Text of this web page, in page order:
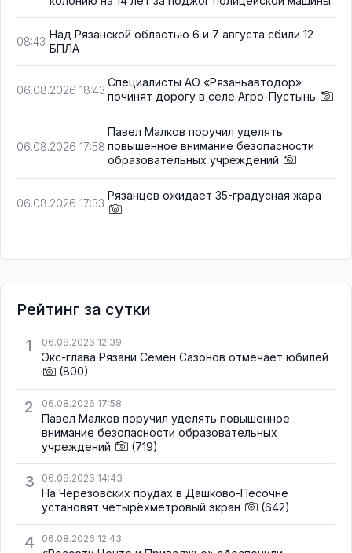
08:43
Над Рязанской областью 6 и 7 августа сбили 12
БПЛА
06.08.2026 18:43
Специалисты АО «Рязаньавтодор»
починят дорогу в селе Агро-Пустынь
06.08.2026 17:58
Павел Малков поручил уделять
повышенное внимание безопасности
образовательных учреждений
06.08.2026 17:33
Рязанцев ожидает 35-градусная жара
Рейтинг за сутки
1
06.08.2026 12:39
Экс-глава Рязани Семён Сазонов отмечает юбилей
(800)
2 06.08.2026 17:58
Павел Малков поручил уделять повышенное
внимание безопасности образовательных
учреждений
(719)
3 06.08.2026 14:43
На Черезовских прудах в Дашково-Песочне
установят четырёхметровый экран
(642)
4 06.08.2026 12:43